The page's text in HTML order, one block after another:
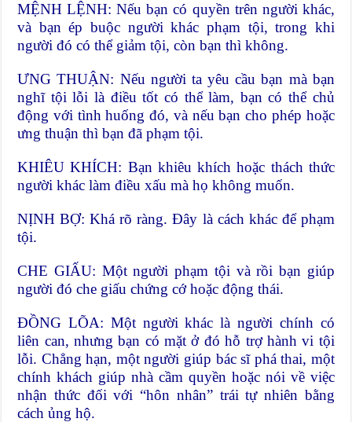
MỆNH LỆNH: Nếu bạn có quyền trên người khác,
và bạn ép buộc người khác phạm tội, trong khi
người đó có thể giảm tội, còn bạn thì không.
ƯNG THUẬN: Nếu người ta yêu cầu bạn mà bạn
nghĩ tội lỗi là điều tốt có thể làm, bạn có thể chủ
động với tình huống đó, và nếu bạn cho phép hoặc
ưng thuận thì bạn đã phạm tội.
KHIÊU KHÍCH: Bạn khiêu khích hoặc thách thức
người khác làm điều xấu mà họ không muốn.
NỊNH BỢ: Khá rõ ràng. Đây là cách khác để phạm
tội.
CHE GIẤU: Một người phạm tội và rồi bạn giúp
người đó che giấu chứng cớ hoặc động thái.
ĐỒNG LÕA: Một người khác là người chính có
liên can, nhưng bạn có mặt ở đó hỗ trợ hành vi tội
lỗi. Chẳng hạn, một người giúp bác sĩ phá thai, một
chính khách giúp nhà cầm quyền hoặc nói về việc
nhận thức đối với “hôn nhân” trái tự nhiên bằng
cách ủng hộ.